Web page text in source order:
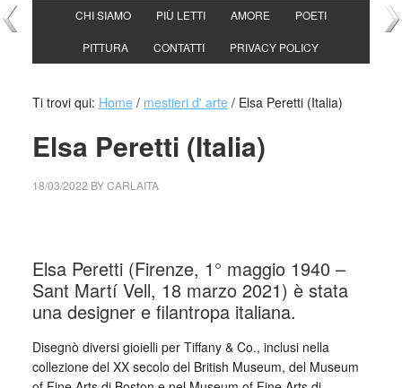
CHI SIAMO PIÙ LETTI AMORE POETI
PITTURA CONTATTI PRIVACY POLICY
Ti trovi qui: Home / mestieri d' arte /Elsa Peretti (Italia)
Elsa Peretti (Italia)
18/03/2022 BYCARLAITA
Elsa Peretti (Firenze, 1° maggio 1940 –
Sant Martí Vell, 18 marzo 2021) è stata
una designer e filantropa italiana.
Disegnò diversi gioielli per Tiffany & Co., inclusi nella
collezione del XX secolo del British Museum, del Museum